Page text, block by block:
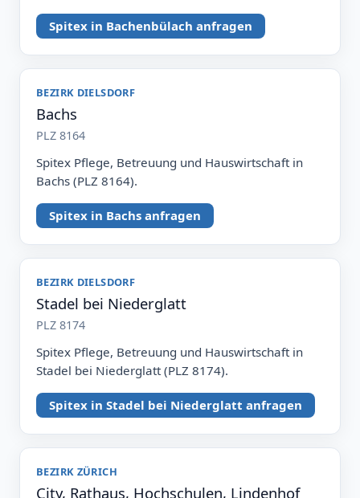
Spitex in Bachenbülach anfragen
BEZIRK DIELSDORF
Bachs
PLZ 8164
Spitex Pflege, Betreuung und Hauswirtschaft in
Bachs (PLZ 8164).
Spitex in Bachs anfragen
BEZIRK DIELSDORF
Stadel bei Niederglatt
PLZ 8174
Spitex Pflege, Betreuung und Hauswirtschaft in
Stadel bei Niederglatt (PLZ 8174).
Spitex in Stadel bei Niederglatt anfragen
BEZIRK ZÜRICH
City, Rathaus, Hochschulen, Lindenhof